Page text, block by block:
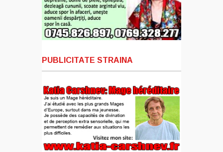
PUBLICITATE STRAINA